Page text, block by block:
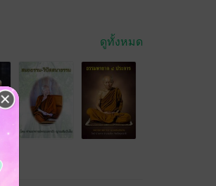
ดูทั้งหมด